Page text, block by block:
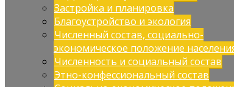
Застройка и планировка
Благоустройство и экология
Численный состав, социально-
экономическое положение
Численность и социальный состав
Этно-конфессиональный состав